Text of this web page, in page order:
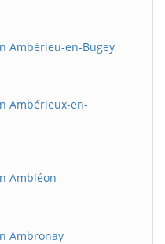
Ambérieu-en-Bugey
Ambérieux-en-
Ambléon
Ambronay